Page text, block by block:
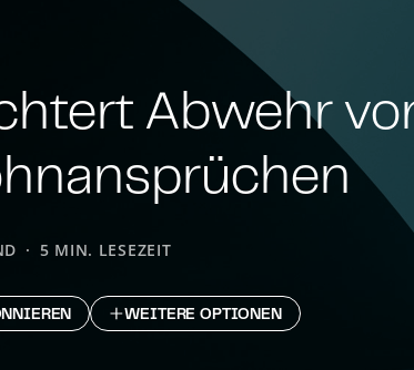
Abwehr
5 MIN. LESEZEIT
WEITERE OPTIONEN